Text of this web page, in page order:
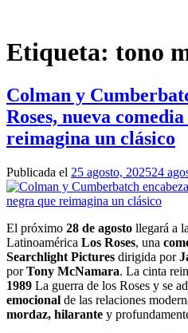
contenido
Etiqueta: tono
Colman y
Roses, nueva
reimagina un clásico
Publicada el 25 agosto, 202524
El próximo 28 de agosto llegará a
Latinoamérica Los Roses, una
Searchlight Pictures dirigida por
porTony McNamara. La cinta
1989 La guerra de los Roses y se
emocional de las relaciones
mordaz, hilarante y